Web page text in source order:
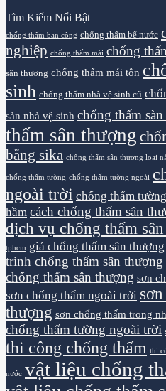
Tìm Kiếm Nổi Bật
chống thấm ban công chống thấm bể nước
nghiệp chống thấm mái chống
sân thượng chống thấm mái tôn
sinh chống thấm nhà vệ sinh cũ
sàn nhà vệ sinh chống thấm
thấm sân thượng
bằng sika chống thấm sân thượng loại
chống thấm tường chống thấm tường ngoài
ngoài trời chống thấm
hầm cách chống thấm sân
dịch vụ chống thấm
tphcm giá chống thấm sân thượng
trình chống thấm sân thượng
chống thấm sân thượng sơn
sơn chống thấm ngoài trời
thượng sơn chống thấm trong
chống thấm tường ngoài trời
thi công chống thấm thi
nước vật liệu chống